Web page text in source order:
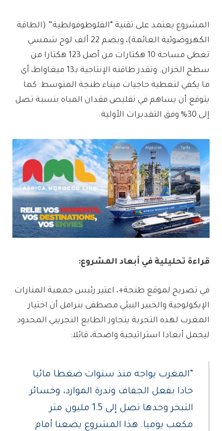
المشروع يعتمد على تقنية “الفلوطوفولطية” (الطاقة
الكهروضوئية العائمة)، ويضم 22 ألف لوح شمسي
تغطي مساحة 10 هكتارات من أصل 123 هكتارا من
سطح الخزان. وتقدر طاقته الإنتاجية بـ13 ميغاواط، أي
ما يكفي لتغطية حاجيات ميناء طنجة المتوسط. كما
يتوقع أن يساهم في تقليص فقدان المياه بنسبة تصل
إلى 30% وفق التقديرات الأولية.
قراءة تحليلية في أبعاد المشروع:
في تصريح لموقع طنجة+، اعتبر رئيس جمعية المنارات
الإيكولوجية والخبير البيئي مصطفى بنرامل أن اختيار
المغرب لهذه التجربة يتجاوز الطابع التجريبي المحدود
ليحمل أبعادا استراتيجية واضحة، قائلا:
“المغرب يواجه منذ سنوات ضغطا مائيا
حادا بفعل الجفاف وندرة الموارد، وخسائر
التبخر وحدها تصل إلى 1.5 مليون متر
مكعب يوميا. هذا المشروع يضعنا أمام